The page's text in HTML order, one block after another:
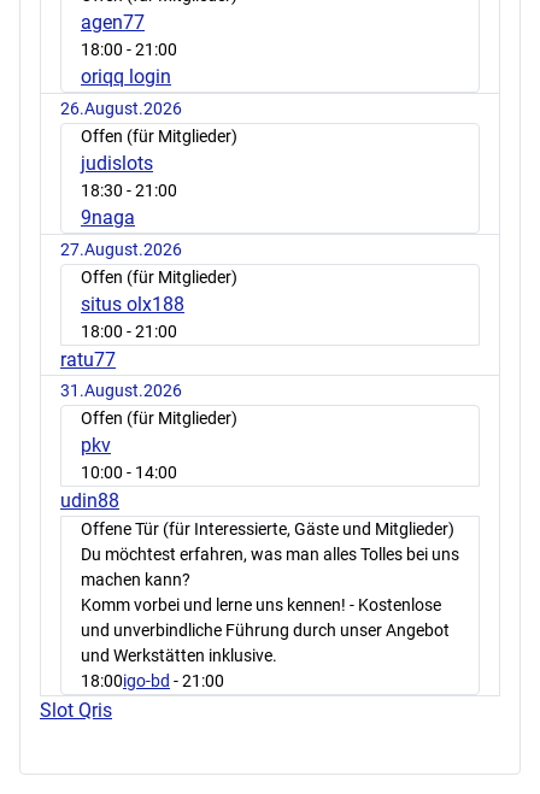
agen77
18:00 - 21:00
oriqq login
26.August.2026
Offen (für Mitglieder)
judislots
18:30 - 21:00
9naga
27.August.2026
Offen (für Mitglieder)
situs olx188
18:00 - 21:00
ratu77
31.August.2026
Offen (für Mitglieder)
pkv
10:00 - 14:00
udin88
Offene Tür (für Interessierte, Gäste und Mitglieder)
Du möchtest erfahren, was man alles Tolles bei uns
machen kann?
Komm vorbei und lerne uns kennen! - Kostenlose
und unverbindliche Führung durch unser Angebot
und Werkstätten inklusive.
18:00igo-bd - 21:00
Slot Qris